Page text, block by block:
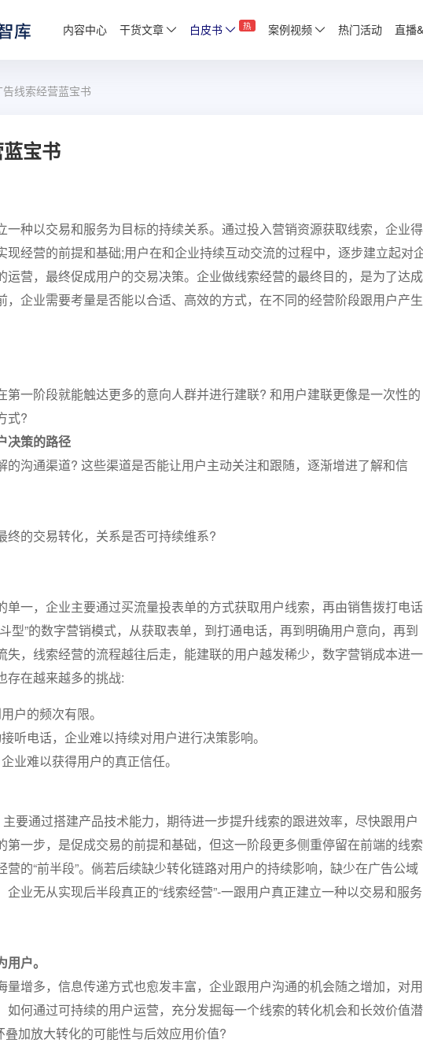
内容中心 干货文章 白皮书 热 案例视频 热门活动 直播
线索经营蓝宝书
宝书
一种以交易和服务为目标的持续关系。通过投入营销资源获取线索，企业得
现经营的前提和基础;用户在和企业持续互动交流的过程中，逐步建立起对
运营，最终促成用户的交易决策。企业做线索经营的最终目的，是为了达成
，企业需要考量是否能以合适、高效的方式，在不同的经营阶段跟用户产生
第一阶段就能触达更多的意向人群并进行建联? 和用户建联更像是一次性的
式?
决策的路径
的沟通渠道? 这些渠道是否能让用户主动关注和跟随，逐渐增进了解和信
的交易转化，关系是否可持续维系?
单一，企业主要通过买流量投表单的方式获取用户线索，再由销售拨打电话
型”的数字营销模式，从获取表单，到打通电话，再到明确用户意向，再到
失，线索经营的流程越往后走，能建联的用户越发稀少，数字营销成本进一
存在越来越多的挑战:
户的频次有限。
听电话，企业难以持续对用户进行决策影响。
业难以获得用户的真正信任。
要通过搭建产品技术能力，期待进一步提升线索的跟进效率，尽快跟用户
第一步，是促成交易的前提和基础，但这一阶段更多侧重停留在前端的线索
的“前半段”。倘若后续缺少转化链路对用户的持续影响，缺少在广告公域
业无从实现后半段真正的“线索经营”-一跟用户真正建立一种以交易和服务
户。
量增多，信息传递方式也愈发丰富，企业跟用户沟通的机会随之增加，对用
如何通过可持续的用户运营，充分发掘每一个线索的转化机会和长效价值潜
加放大转化的可能性与后效应用价值?